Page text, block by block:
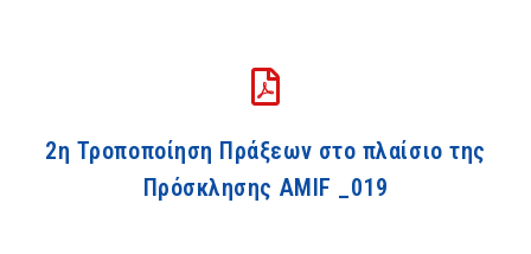
2η Τροποποίηση Πράξεων στο πλαίσιο της
Πρόσκλησης ΑΜΙF _019